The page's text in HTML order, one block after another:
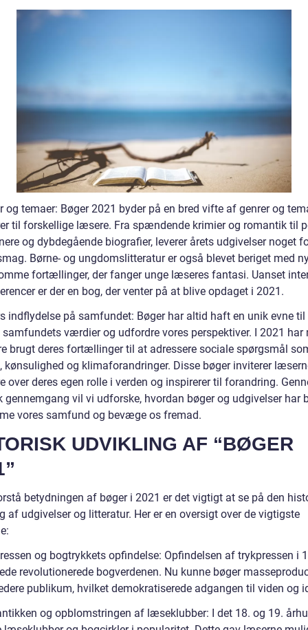
og temaer: Bøger 2021 byder på en bred vifte af genrer og
til forskellige læsere. Fra spændende krimier og romantik til
og dybdegående biografier, leverer årets udgivelser noget
Børne- og ungdomslitteratur er også blevet beriget med
fortællinger, der fanger unge læseres fantasi. Uanset
er der en bog, der venter på at blive opdaget i 2021.
indflydelse på samfundet: Bøger har altid haft en unik evne til
værdier og udfordre vores perspektiver. I 2021 har
brugt deres fortællinger til at adressere sociale spørgsmål
kønsulighed og klimaforandringer. Disse bøger inviterer
over deres egen rolle i verden og inspirerer til forandring.
gennemgang vil vi udforske, hvordan bøger og udgivelser har
vores samfund og bevæge os fremad.
UDVIKLING AF “BØGER
betydningen af bøger i 2021 er det vigtigt at se på den
af udgivelser og litteratur. Her er en oversigt over de vigtigste
og bogtrykkets opfindelse: Opfindelsen af trykpressen i
revolutionerede bogverdenen. Nu kunne bøger
publikum, hvilket demokratiserede adgangen til viden og
og opblomstringen af læseklubber: I det 18. og 19.